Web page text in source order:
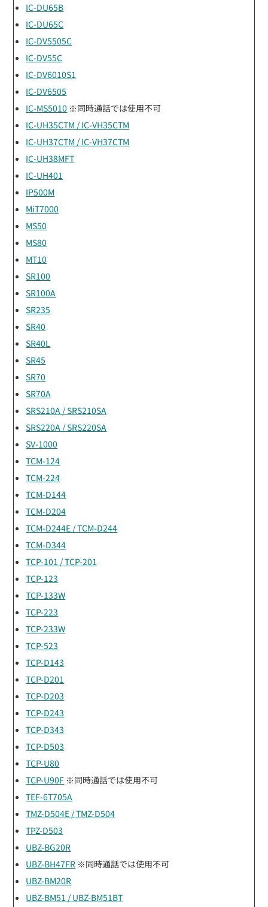
IC-DU65B
IC-DU65C
IC-DV5505C
IC-DV55C
IC-DV6010S1
IC-DV6505
IC-MS5010 ※同時通話では使用不可
IC-UH35CTM / IC-VH35CTM
IC-UH37CTM / IC-VH37CTM
IC-UH38MFT
IC-UH401
IP500M
MiT7000
MS50
MS80
MT10
SR100
SR100A
SR235
SR40
SR40L
SR45
SR70
SR70A
SRS210A / SRS210SA
SRS220A / SRS220SA
SV-1000
TCM-124
TCM-224
TCM-D144
TCM-D204
TCM-D244E / TCM-D244
TCM-D344
TCP-101 / TCP-201
TCP-123
TCP-133W
TCP-223
TCP-233W
TCP-523
TCP-D143
TCP-D201
TCP-D203
TCP-D243
TCP-D343
TCP-D503
TCP-U80
TCP-U90F ※同時通話では使用不可
TEF-6T705A
TMZ-D504E / TMZ-D504
TPZ-D503
UBZ-BG20R
UBZ-BH47FR ※同時通話では使用不可
UBZ-BM20R
UBZ-BM51 / UBZ-BM51BT